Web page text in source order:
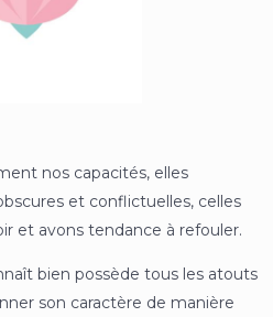
nos capacités, elles
et conflictuelles, celles
et avons tendance à refouler.
bien possède tous les atouts
son caractère de manière